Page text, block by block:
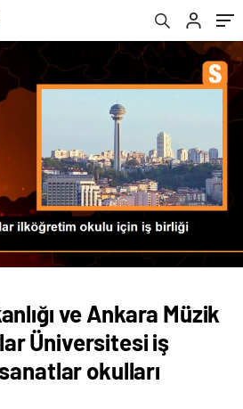
ve Ankara Müzik
Üniversitesi iş
okulları